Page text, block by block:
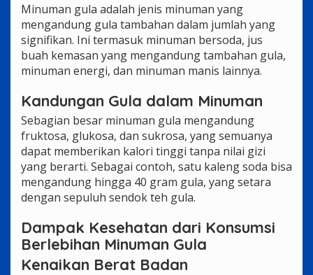
Minuman gula adalah jenis minuman yang
mengandung gula tambahan dalam jumlah yang
signifikan. Ini termasuk minuman bersoda, jus
buah kemasan yang mengandung tambahan gula,
minuman energi, dan minuman manis lainnya.
Kandungan Gula dalam Minuman
Sebagian besar minuman gula mengandung
fruktosa, glukosa, dan sukrosa, yang semuanya
dapat memberikan kalori tinggi tanpa nilai gizi
yang berarti. Sebagai contoh, satu kaleng soda bisa
mengandung hingga 40 gram gula, yang setara
dengan sepuluh sendok teh gula.
Dampak Kesehatan dari Konsumsi
Berlebihan Minuman Gula
Kenaikan Berat Badan